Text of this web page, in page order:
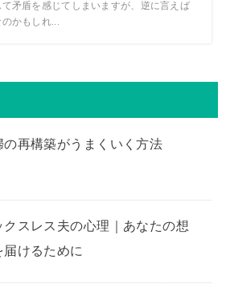
矛盾を感じてしまいますが、逆に言えば
かもしれ...
の再構築がうまくいく方法
クスレス夫の心理｜あなたの想
届けるために